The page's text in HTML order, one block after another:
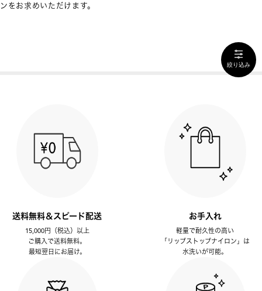
ンをお求めいただけます。
絞り込み
送料無料＆スピード配送
15,000円（税込）以上
ご購入で送料無料。
最短翌日にお届け。
お手入れ
軽量で耐久性の高い
「リップストップナイロン」は
水洗いが可能。